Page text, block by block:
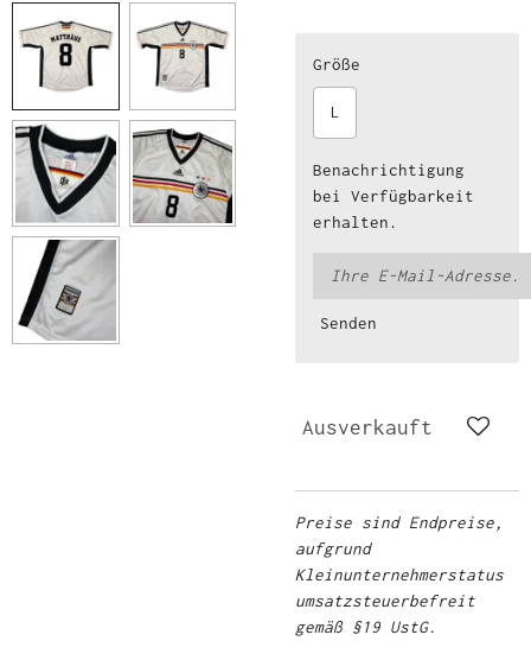
Größe
L
Benachrichtigung
bei Verfügbarkeit
erhalten.
Senden
Ausverkauft
Preise sind Endpreise,
aufgrund
Kleinunternehmerstatus
umsatzsteuerbefreit
gemäß §19 UstG.